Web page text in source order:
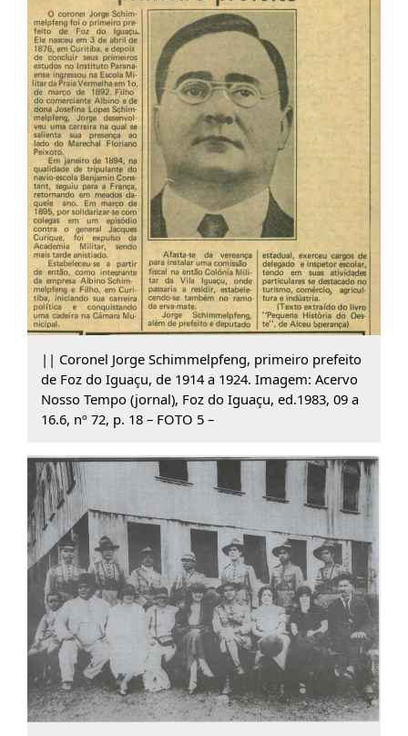
|| Coronel Jorge Schimmelpfeng, primeiro prefeito
de Foz do Iguaçu, de 1914 a 1924. Imagem: Acervo
Nosso Tempo (jornal), Foz do Iguaçu, ed.1983, 09 a
16.6, nº 72, p. 18 – FOTO 5 –